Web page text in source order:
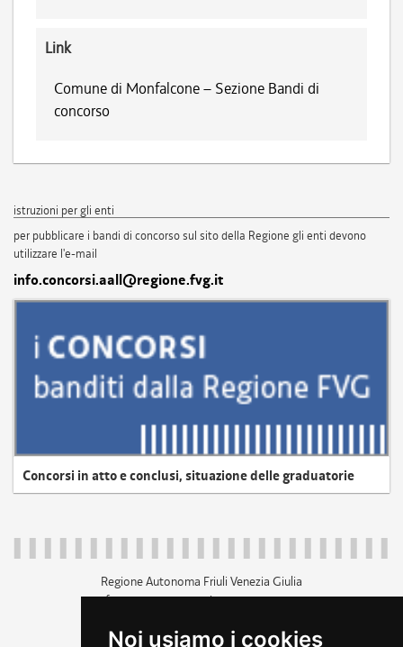
Noi usiamo i cookies
Link
Comune di Monfalcone – Sezione Bandi di
concorso
istruzioni per gli enti
per pubblicare i bandi di concorso sul sito della Regione gli enti devono
utilizzare l'e-mail
info.concorsi.aall@regione.fvg.it
Concorsi in atto e conclusi, situazione delle graduatorie
Regione Autonoma Friuli Venezia Giulia
c.f. 80014930327; p.iva 00526040324
+39 040 3771111